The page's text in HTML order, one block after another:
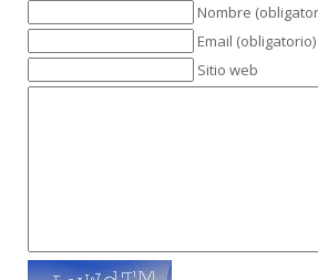
Nombre
Email (obligatorio)
Sitio web